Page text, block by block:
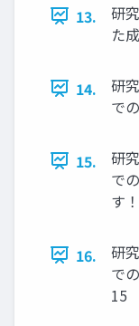
13.
研
た
14.
研
で
15.
研
で
す
16.
研
で
15